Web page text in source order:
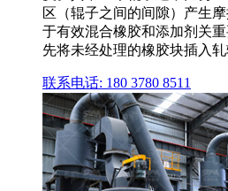
区（辊子之间的间隙）产生
于有效混合橡胶和添加剂关
先将未经处理的橡胶块插入轧
联系电话: 180 3780 8511